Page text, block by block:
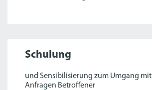
Schulung
und Sensibilisierung zum Umgang mit
Anfragen Betroffener